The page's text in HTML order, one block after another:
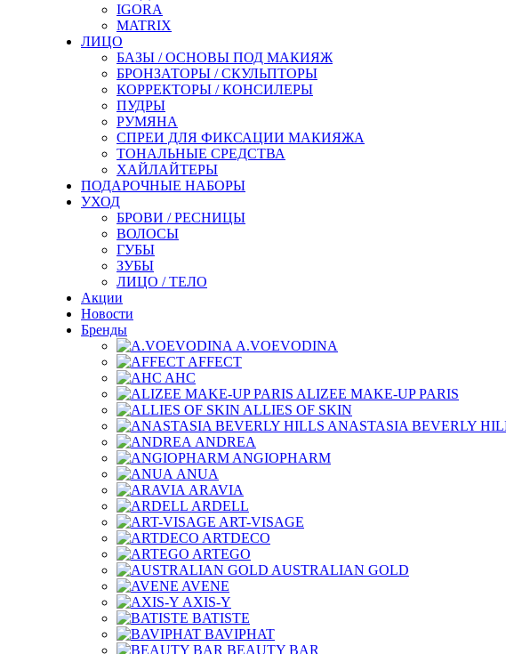
IGORA
MATRIX
ЛИЦО
БАЗЫ / ОСНОВЫ ПОД МАКИЯЖ
БРОНЗАТОРЫ / СКУЛЬПТОРЫ
КОРРЕКТОРЫ / КОНСИЛЕРЫ
ПУДРЫ
РУМЯНА
СПРЕИ ДЛЯ ФИКСАЦИИ МАКИЯЖА
ТОНАЛЬНЫЕ СРЕДСТВА
ХАЙЛАЙТЕРЫ
ПОДАРОЧНЫЕ НАБОРЫ
УХОД
БРОВИ / РЕСНИЦЫ
ВОЛОСЫ
ГУБЫ
ЗУБЫ
ЛИЦО / ТЕЛО
Акции
Новости
Бренды
A.VOEVODINA
AFFECT
AHC
ALIZEE MAKE-UP PARIS
ALLIES OF SKIN
ANASTASIA BEVERLY
ANDREA
ANGIOPHARM
ANUA
ARAVIA
ARDELL
ART-VISAGE
ARTDECO
ARTEGO
AUSTRALIAN GOLD
AVENE
AXIS-Y
BATISTE
BAVIPHAT
BEAUTY BAR